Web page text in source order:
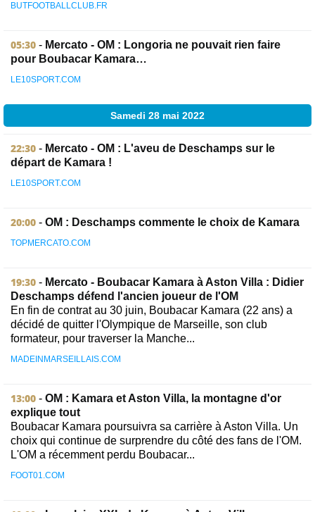
BUTFOOTBALLCLUB.FR
05:30 - Mercato - OM : Longoria ne pouvait rien faire
pour Boubacar Kamara…
LE10SPORT.COM
Samedi 28 mai 2022
22:30 - Mercato - OM : L'aveu de Deschamps sur le
départ de Kamara !
LE10SPORT.COM
20:00 - OM : Deschamps commente le choix de Kamara
TOPMERCATO.COM
19:30 - Mercato - Boubacar Kamara à Aston Villa : Didier
Deschamps défend l'ancien joueur de l'OM
En fin de contrat au 30 juin, Boubacar Kamara (22 ans) a
décidé de quitter l'Olympique de Marseille, son club
formateur, pour traverser la Manche...
MADEINMARSEILLAIS.COM
13:00 - OM : Kamara et Aston Villa, la montagne d'or
explique tout
Boubacar Kamara poursuivra sa carrière à Aston Villa. Un
choix qui continue de surprendre du côté des fans de l'OM.
L'OM a récemment perdu Boubacar...
FOOT01.COM